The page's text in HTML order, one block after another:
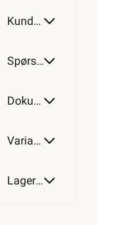
Kundeomtale
Spørsmål og svar
Dokumentasjon
Varianter av artikkel
Lagerstatus